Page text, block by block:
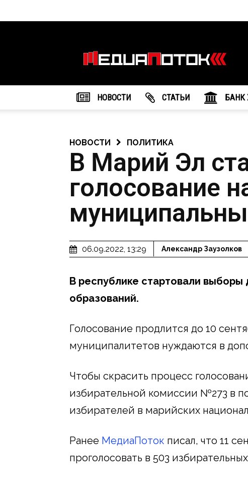
агентство
"МедиаПоток"
НОВОСТИ CТАТЬИ БАНК
НОВОСТИ ПОЛИТИКА
В Марий Эл
голосование
06.09.2022, 13:29 Александр Заузолков
В республике стартовали выборы
образований.
Голосование продлится до 10
муниципалитетов нуждаются в
Чтобы скрасить процесс
избирательной комиссии №273 в
избирателей в марийских
Ранее МедиаПоток писал, что 11
проголосовать в 503 избирательных